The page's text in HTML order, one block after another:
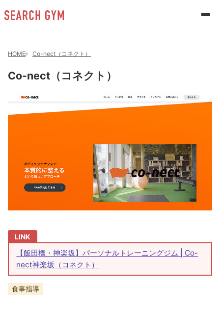
HOME Co-nect（コネクト）
Co-nect（コネクト）
【飯田橋・神楽坂】パーソナルトレーニングジム | Co-
nect神楽坂（コネクト）
食事指導